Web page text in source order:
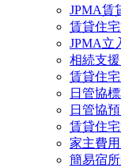
JPMA賃
賃貸住
JPMA立
相続支
賃貸住
日管協
日管協
賃貸住
家主費
簡易宿